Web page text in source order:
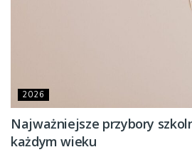
2026
Najważniejsze przybory
każdym wieku